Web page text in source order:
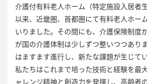
介護付有料老人ホーム（特定施設入居者
以来、近畿圏、首都圏にて有料老人ホー
いりました。その間にも、介護保険制度
が国の介護体制は少しずつ整いつつあり
はますます進行し、新たな課題が生じてい
私たちはこれまで培った技術と経験を最
ャレンジ精神と創造力を発揮し、高齢者